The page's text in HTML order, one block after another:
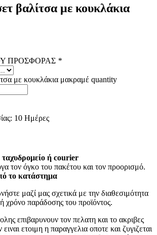
βαλίτσα με κουκλάκια
ΠΡΟΣΦΟΡΑΣ *
με κουκλάκια μακραμέ quantity
10 Ημέρες
ή courier
τον όγκο του πακέτου και τον προορισμό.
το κατάστημα
μαζί μας σχετικά με την διαθεσιμότητα
χρόνο παράδοσης του προϊόντος.
επιβαρυνουν τον πελατη και το ακριβες
ειναι ετοιμη η παραγγελια οποτε και ζυγιζεται